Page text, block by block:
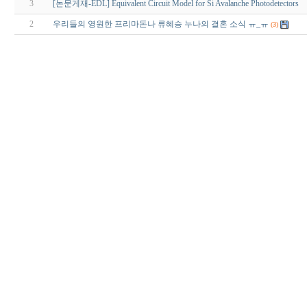
3 [논문게재-EDL] Equivalent Circuit Model for Si Avalanche Photodetectors
2 우리들의 영원한 프리마돈나 류혜승 누나의 결혼 소식 ㅠ_ㅠ (3)